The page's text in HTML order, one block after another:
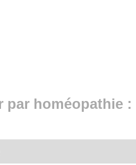
par homéopathie :